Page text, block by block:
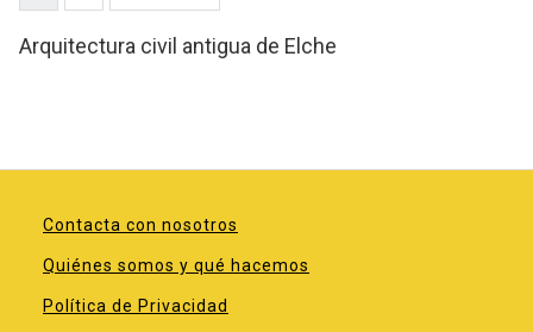
Arquitectura civil antigua de Elche
Contacta con nosotros
Quiénes somos y qué hacemos
Política de Privacidad